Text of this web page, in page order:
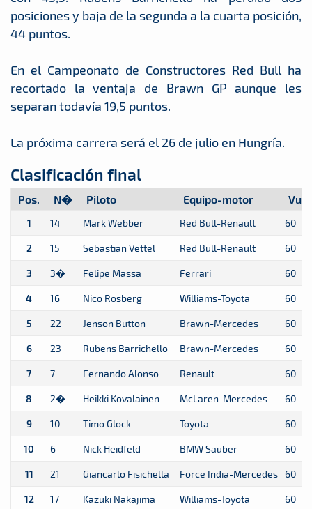
posiciones y baja de la segunda a la cuarta posición,
44 puntos.
En el Campeonato de Constructores Red Bull ha
recortado la ventaja de Brawn GP aunque les
separan todavía 19,5 puntos.
La próxima carrera será el 26 de julio en Hungría.
Clasificación final
Pos. N� Piloto Equipo-motor
1 14 Mark Webber Red Bull-Renault 60
2 15 Sebastian Vettel Red Bull-Renault 60
3 3� Felipe Massa Ferrari 60
4 16 Nico Rosberg Williams-Toyota 60
5 22 Jenson Button Brawn-Mercedes 60
6 23 Rubens Barrichello Brawn-Mercedes 60
7 7 Fernando Alonso Renault 60
8 2� Heikki Kovalainen McLaren-Mercedes 60
9 10 Timo Glock Toyota 60
10 6 Nick Heidfeld BMW Sauber 60
11 21 Giancarlo Fisichella Force India-Mercedes 60
12 17 Kazuki Nakajima Williams-Toyota 60